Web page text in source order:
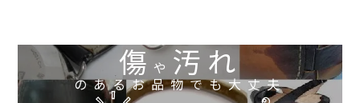
傷や 汚れ
のあるお品物でも大丈夫